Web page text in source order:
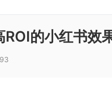
的小红书效
93